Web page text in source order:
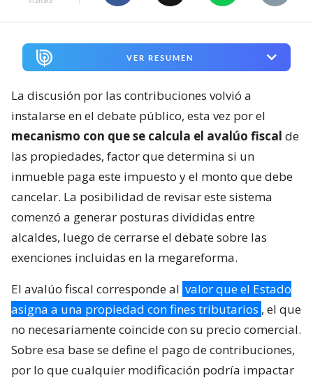
VER RESUMEN
La discusión por las contribuciones volvió a
instalarse en el debate público, esta vez por el
mecanismo con que se calcula el avalúo fiscal de
las propiedades, factor que determina si un
inmueble paga este impuesto y el monto que debe
cancelar. La posibilidad de revisar este sistema
comenzó a generar posturas divididas entre
alcaldes, luego de cerrarse el debate sobre las
exenciones incluidas en la megareforma.
El avalúo fiscal corresponde al valor que el Estado
asigna a una propiedad con fines tributarios , el que
no necesariamente coincide con su precio comercial.
Sobre esa base se define el pago de contribuciones,
por lo que cualquier modificación podría impactar